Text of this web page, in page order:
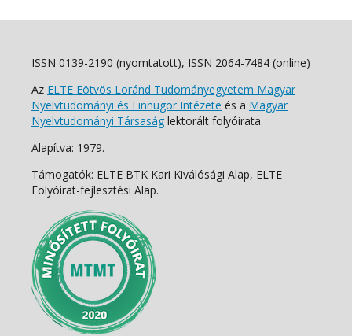
ISSN 0139-2190 (nyomtatott), ISSN 2064-7484 (online)
Az ELTE Eötvös Loránd Tudományegyetem Magyar
Nyelvtudományi és Finnugor Intézete és a Magyar
Nyelvtudományi Társaság lektorált folyóirata.
Alapítva: 1979.
Támogatók: ELTE BTK Kari Kiválósági Alap, ELTE
Folyóirat-fejlesztési Alap.